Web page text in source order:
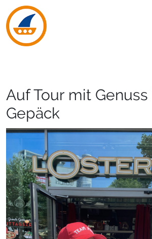
Skip to navigation
Skip to main content
Auf Tour mit Genuss
Gepäck